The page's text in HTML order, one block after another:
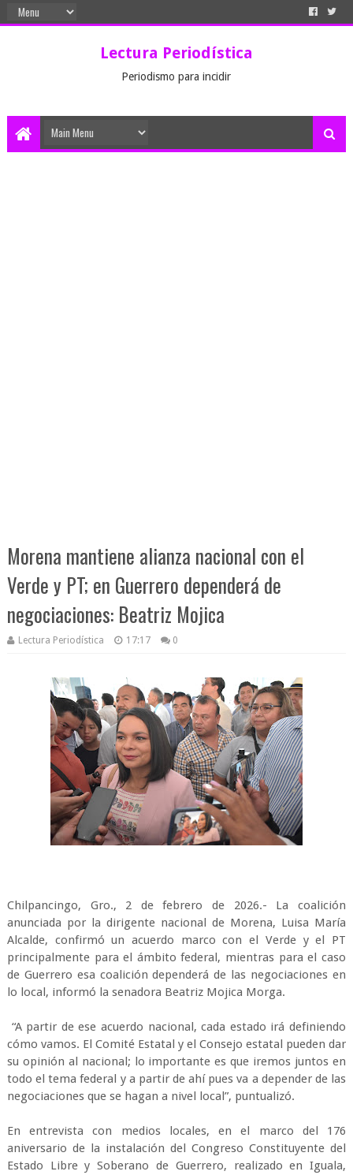
Lectura Periodística
Periodismo para incidir
Morena mantiene alianza nacional con el
Verde y PT; en Guerrero dependerá de
negociaciones: Beatriz Mojica
Lectura Periodística 17:17 0
Chilpancingo, Gro., 2 de febrero de 2026.- La coalición
anunciada por la dirigente nacional de Morena, Luisa María
Alcalde, confirmó un acuerdo marco con el Verde y el PT
principalmente para el ámbito federal, mientras para el caso
de Guerrero esa coalición dependerá de las negociaciones en
lo local, informó la senadora Beatriz Mojica Morga.
“A partir de ese acuerdo nacional, cada estado irá definiendo
cómo vamos. El Comité Estatal y el Consejo estatal pueden dar
su opinión al nacional; lo importante es que iremos juntos en
todo el tema federal y a partir de ahí pues va a depender de las
negociaciones que se hagan a nivel local”, puntualizó.
En entrevista con medios locales, en el marco del 176
aniversario de la instalación del Congreso Constituyente del
Estado Libre y Soberano de Guerrero, realizado en Iguala,